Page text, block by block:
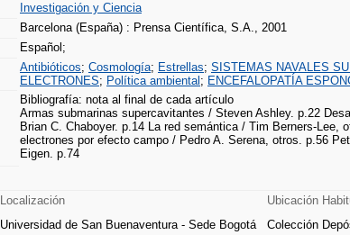
Investigación y Ciencia
Barcelona (España) : Prensa Científica, S.A., 2001
Español;
Antibióticos; Cosmología; Estrellas; SISTEMAS NAVALES
ELECTRONES; Política ambiental ; ENCEFALOPATÍA
Bibliografía: nota al final de cada artículo
Armas submarinas supercavitantes / Steven Ashley. p.22
Brian C. Chaboyer. p.14 La red semántica / Tim Berners-
electrones por efecto campo / Pedro A. Serena, otros. p.56
Eigen. p.74
Localización Ubicación
Universidad de San Buenaventura - Sede Bogotá Colección